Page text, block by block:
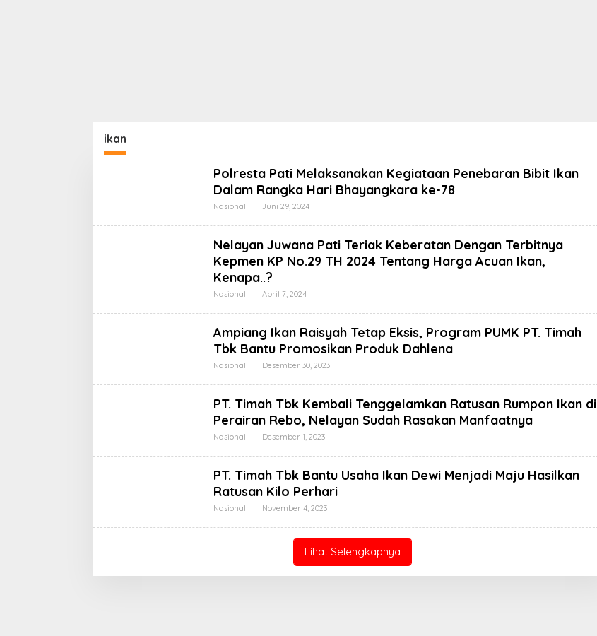
ikan
Polresta Pati Melaksanakan Kegiataan Penebaran Bibit Ikan
Dalam Rangka Hari Bhayangkara ke-78
Nasional Juni 29, 2024Oleh
KPK
Nelayan Juwana Pati Teriak Keberatan Dengan Terbitnya
Kepmen KP No.29 TH 2024 Tentang Harga Acuan Ikan,
Kenapa..?
Nasional April 7, 2024Oleh
KPK
Ampiang Ikan Raisyah Tetap Eksis, Program PUMK PT. Timah
Tbk Bantu Promosikan Produk Dahlena
Nasional Desember 30, 2023Oleh
KPK
PT. Timah Tbk Kembali Tenggelamkan Ratusan Rumpon Ikan di
Perairan Rebo, Nelayan Sudah Rasakan Manfaatnya
Nasional Desember 1, 2023Oleh
KPK
PT. Timah Tbk Bantu Usaha Ikan Dewi Menjadi Maju Hasilkan
Ratusan Kilo Perhari
Nasional November 4, 2023Oleh
KPK
Lihat Selengkapnya